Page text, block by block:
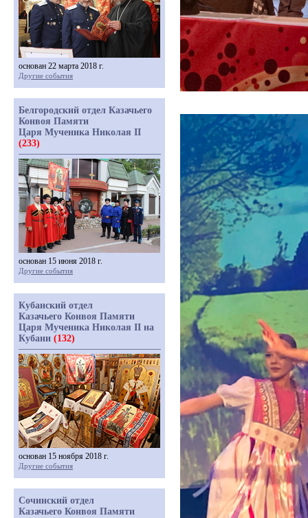
основан 22 марта 2018 г.
Другие события
Белгородский отдел Казачьего
Конвоя Памяти
Царя Мученика Николая II
(233)
основан 15 июня 2018 г.
Другие события
Кубанский отдел
Казачьего Конвоя Памяти
Царя Мученика Николая II на
Кубани (132)
основан 15 ноября 2018 г.
Другие события
Сочинский отдел
Казачьего Конвоя Памяти